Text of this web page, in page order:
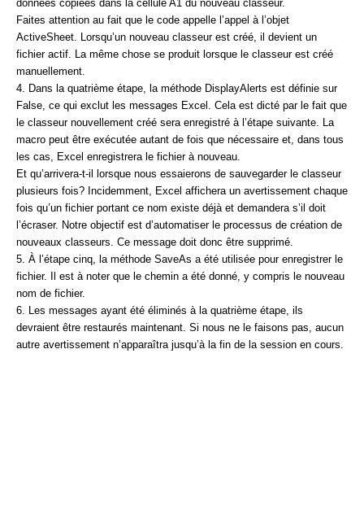
données copiées dans la cellule A1 du nouveau classeur.
Faites attention au fait que le code appelle l’appel à l’objet
ActiveSheet. Lorsqu’un nouveau classeur est créé, il devient un
fichier actif. La même chose se produit lorsque le classeur est créé
manuellement.
4. Dans la quatrième étape, la méthode DisplayAlerts est définie sur
False, ce qui exclut les messages Excel. Cela est dicté par le fait que
le classeur nouvellement créé sera enregistré à l’étape suivante. La
macro peut être exécutée autant de fois que nécessaire et, dans tous
les cas, Excel enregistrera le fichier à nouveau.
Et qu’arrivera-t-il lorsque nous essaierons de sauvegarder le classeur
plusieurs fois? Incidemment, Excel affichera un avertissement chaque
fois qu’un fichier portant ce nom existe déjà et demandera s’il doit
l’écraser. Notre objectif est d’automatiser le processus de création de
nouveaux classeurs. Ce message doit donc être supprimé.
5. À l’étape cinq, la méthode SaveAs a été utilisée pour enregistrer le
fichier. Il est à noter que le chemin a été donné, y compris le nouveau
nom de fichier.
6. Les messages ayant été éliminés à la quatrième étape, ils
devraient être restaurés maintenant. Si nous ne le faisons pas, aucun
autre avertissement n’apparaîtra jusqu’à la fin de la session en cours.